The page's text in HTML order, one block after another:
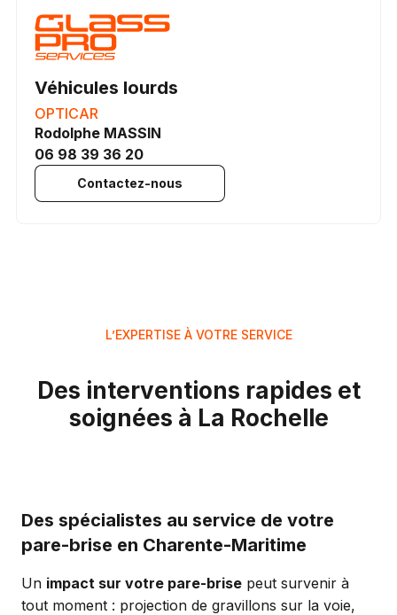
Véhicules lourds
OPTICAR
Rodolphe MASSIN
06 98 39 36 20
Contactez-nous
L’EXPERTISE À VOTRE SERVICE
Des interventions rapides et
soignées à La Rochelle
Des spécialistes au service de votre
pare-brise en Charente-Maritime
Un impact sur votre pare-brise peut survenir à
tout moment : projection de gravillons sur la voie,